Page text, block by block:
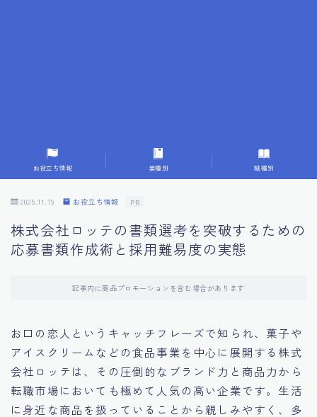
9.転職成功者の事例分析とアドバイス
10.面接官に好印象を与える方法
11.キャリアアップを目指す人の応募書類
14.デジタル化やAIの進化がもたらす影響
お役立ち情報 業種別 職種別
2025.11.19 お役立ち情報 PR
株式会社ロッテの書類選考を突破するための
応募書類作成術と採用難易度の実態
記事内に商品プロモーションを含む場合があります
お口の恋人というキャッチフレーズで知られ、菓子や
アイスクリームなどの食品事業を中心に展開する株式
会社ロッテは、その圧倒的なブランド力と商品力から
転職市場においても極めて人気の高い企業です。生活
に身近な商品を扱っていることから親しみやすく、多